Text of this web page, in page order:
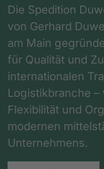
Die Spedition
von Gerhard
am Main
für Qualität und
internationalen
Logistikbranche
Flexibilität und
modernen
Unternehmens.